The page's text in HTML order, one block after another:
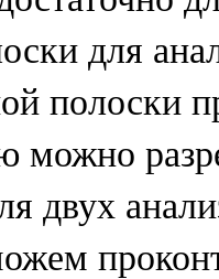
для
полоски
можно
двух